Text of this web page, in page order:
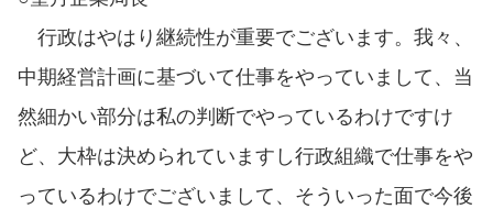
行政はやはり継続性が重要でございます。我々、
中期経営計画に基づいて仕事をやっていまして、当
然細かい部分は私の判断でやっているわけですけ
ど、大枠は決められていますし行政組織で仕事をや
っているわけでございまして、そういった面で今後